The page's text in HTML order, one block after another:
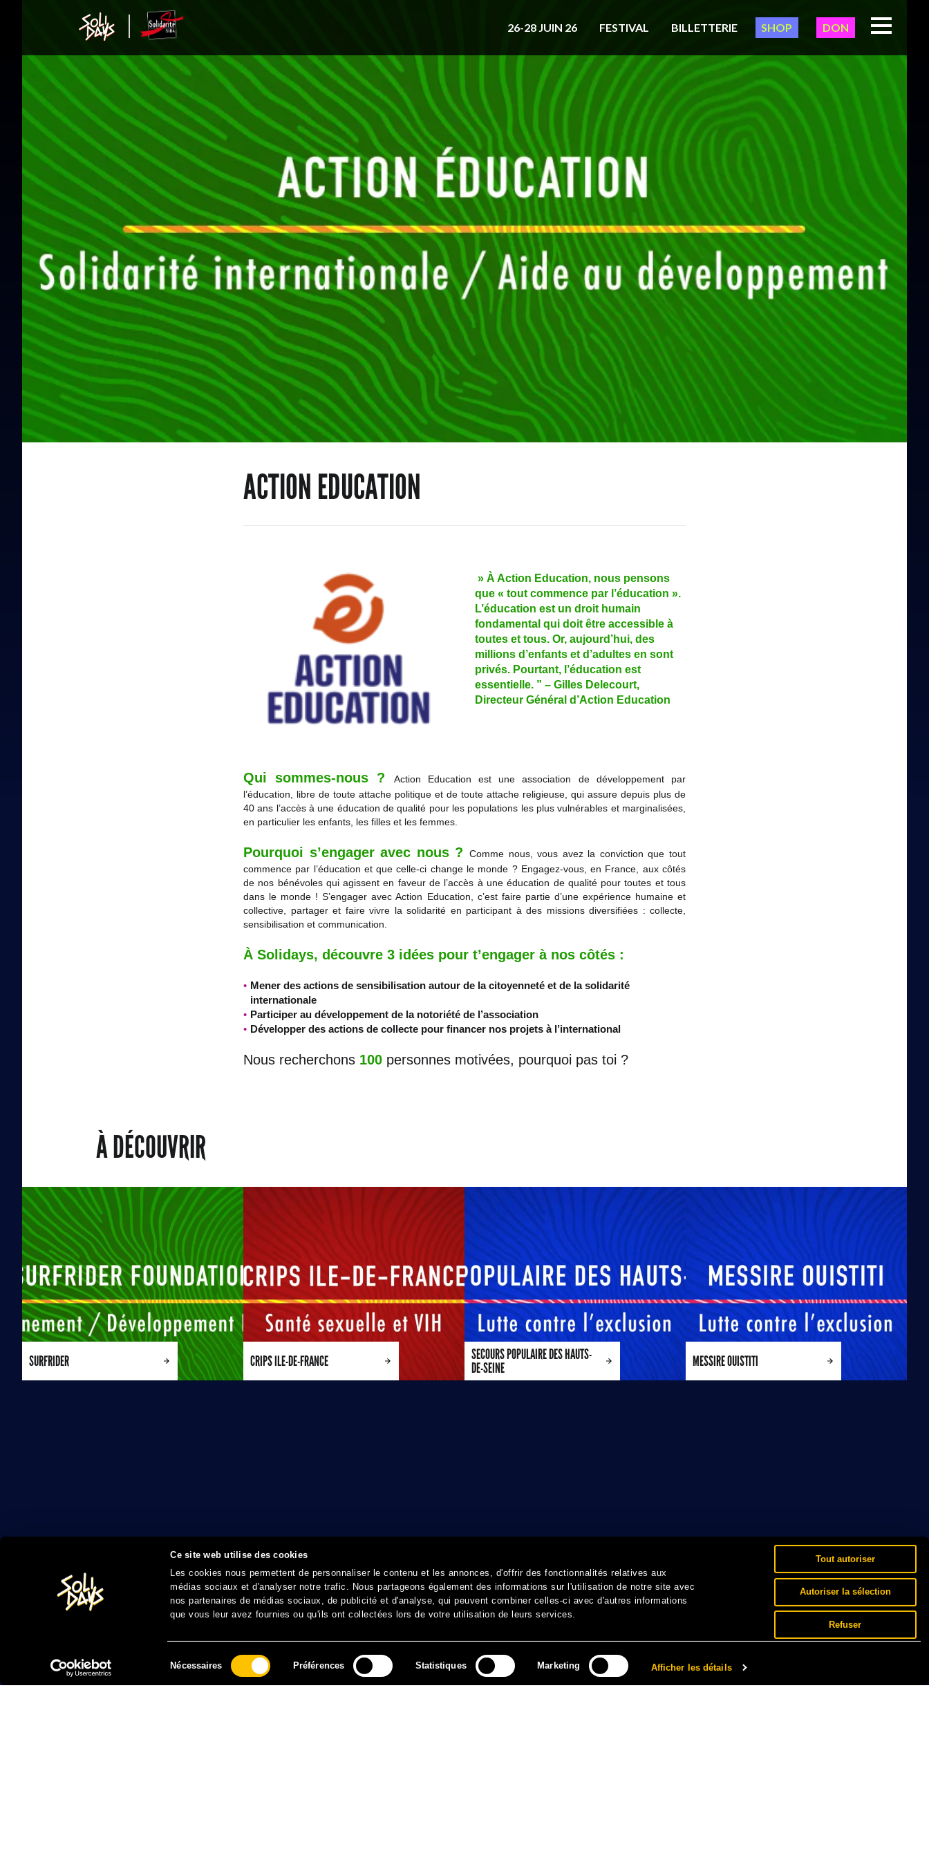
Ce site web utilise des cookies
Les cookies nous permettent de personnaliser le contenu et les annonces, d'offrir des fonctionnalités relatives aux
médias sociaux et d'analyser notre trafic. Nous partageons également des informations sur l'utilisation de notre site avec
nos partenaires de médias sociaux, de publicité et d'analyse, qui peuvent combiner celles-ci avec d'autres informations
que vous leur avez fournies ou qu'ils ont collectées lors de votre utilisation de leurs services.
Nécessaires Préférences Statistiques Marketing Afficher les détails
Tout autoriser
Autoriser la sélection
Refuser
26-28 JUIN 26 FESTIVAL BILLETTERIE SHOP DON
ACTION EDUCATION
» À Action Education, nous pensons
que « tout commence par l’éducation ».
L’éducation est un droit humain
fondamental qui doit être accessible à
toutes et tous. Or, aujourd’hui, des
millions d’enfants et d’adultes en sont
privés. Pourtant, l’éducation est
essentielle. ” – Gilles Delecourt,
Directeur Général d’Action Education
Qui sommes-nous ?
Action Education est une association de développement par
l’éducation, libre de toute attache politique et de toute attache religieuse, qui assure depuis plus de
40 ans l’accès à une éducation de qualité pour les populations les plus vulnérables et marginalisées,
en particulier les enfants, les filles et les femmes.
Pourquoi s’engager avec nous ?
Comme nous, vous avez la conviction que tout
commence par l’éducation et que celle-ci change le monde ? Engagez-vous, en France, aux côtés
de nos bénévoles qui agissent en faveur de l’accès à une éducation de qualité pour toutes et tous
dans le monde ! S’engager avec Action Education, c’est faire partie d’une expérience humaine et
collective, partager et faire vivre la solidarité en participant à des missions diversifiées : collecte,
sensibilisation et communication.
À Solidays, découvre 3 idées pour t’engager à nos côtés :
Mener des actions de sensibilisation autour de la citoyenneté et de la solidarité
internationale
Participer au développement de la notoriété de l’association
Développer des actions de collecte pour financer nos projets à l’international
Nous recherchons 100 personnes motivées, pourquoi pas toi ?
À DÉCOUVRIR
SURFRIDER CRIPS ILE-DE-FRANCE
SECOURS POPULAIRE DES HAUTS-
DE-SEINE
MESSIRE OUISTITI